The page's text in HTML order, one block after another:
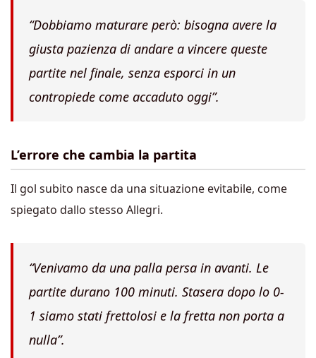
“Dobbiamo maturare però: bisogna avere la
giusta pazienza di andare a vincere queste
partite nel finale, senza esporci in un
contropiede come accaduto oggi”.
L’errore che cambia la partita
Il gol subito nasce da una situazione evitabile, come
spiegato dallo stesso Allegri.
“Venivamo da una palla persa in avanti. Le
partite durano 100 minuti. Stasera dopo lo 0-
1 siamo stati frettolosi e la fretta non porta a
nulla”.